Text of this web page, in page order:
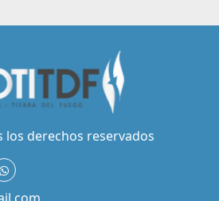
los derechos reservados